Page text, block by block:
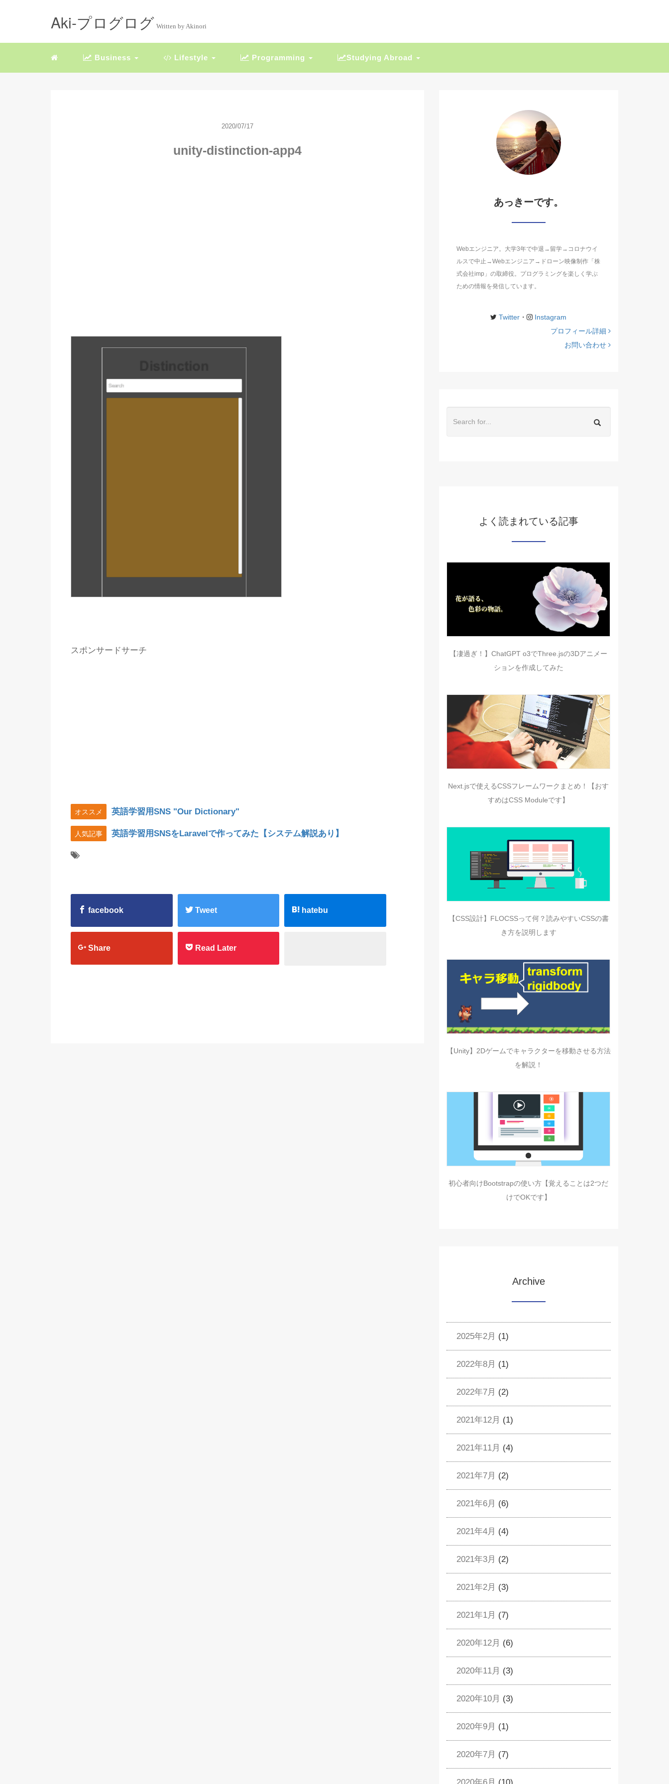
Aki-プログログ Written by Akinori
Business Lifestyle Programming Studying Abroad
2020/07/17
unity-distinction-app4
スポンサードサーチ
オススメ 英語学習用SNS "Our Dictionary"
人気記事 英語学習用SNSをLaravelで作ってみた【システム解説あり】
facebook Tweet hatebu
Share Read Later
あっきーです。
Webエンジニア。大学3年で中退→留学→コロナウイ
ルスで中止→Webエンジニア→ドローン映像制作「株
式会社imp」の取締役。プログラミングを楽しく学ぶ
ための情報を発信しています。
Twitter ・
Instagram
プロフィール詳細
お問い合わせ
よく読まれている記事
【凄過ぎ！】ChatGPT o3でThree.jsの3Dアニメー
ションを作成してみた
Next.jsで使えるCSSフレームワークまとめ！【おす
すめはCSS Moduleです】
【CSS設計】FLOCSSって何？読みやすいCSSの書
き方を説明します
【Unity】2Dゲームでキャラクターを移動させる方法
を解説！
初心者向けBootstrapの使い方【覚えることは2つだ
けでOKです】
Archive
2025年2月 (1)
2022年8月 (1)
2022年7月 (2)
2021年12月 (1)
2021年11月 (4)
2021年7月 (2)
2021年6月 (6)
2021年4月 (4)
2021年3月 (2)
2021年2月 (3)
2021年1月 (7)
2020年12月 (6)
2020年11月 (3)
2020年10月 (3)
2020年9月 (1)
2020年7月 (7)